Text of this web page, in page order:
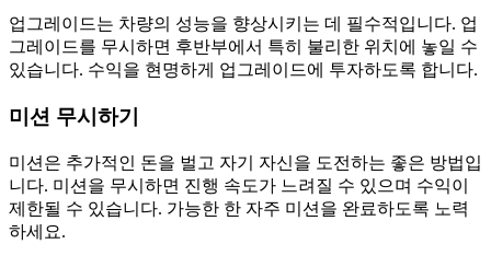
업그레이드는 차량의 성능을 향상시키는 데 필수적입니다. 업
그레이드를 무시하면 후반부에서 특히 불리한 위치에 놓일 수
있습니다. 수익을 현명하게 업그레이드에 투자하도록 합니다.
미션 무시하기
미션은 추가적인 돈을 벌고 자기 자신을 도전하는 좋은 방법입
니다. 미션을 무시하면 진행 속도가 느려질 수 있으며 수익이
제한될 수 있습니다. 가능한 한 자주 미션을 완료하도록 노력
하세요.